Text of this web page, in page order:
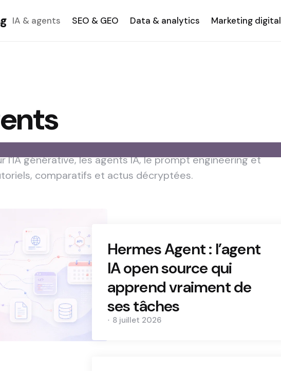
IA & agents SEO & GEO Data & analytics Marketing digital
l’IA générative, les agents IA, le prompt engineering et
comparatifs et actus décryptées.
Hermes Agent : l’agent
IA open source qui
apprend vraiment de
ses tâches
8 juillet 2026